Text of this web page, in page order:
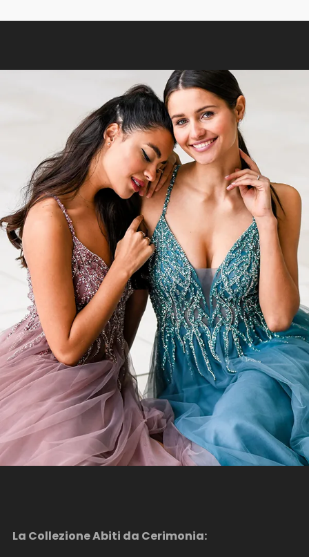
La Collezione Abiti da Cerimonia: